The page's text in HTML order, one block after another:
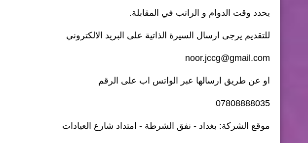
يحدد وقت الدوام و الراتب في المقابلة.
للتقديم يرجى ارسال السيرة الذاتية على البريد الالكتروني
noor.jccg@gmail.com
او عن طريق ارسالها عبر الواتس اب على الرقم
07808888035
موقع الشركة: بغداد - نفق الشرطة - امتداد شارع العيادات